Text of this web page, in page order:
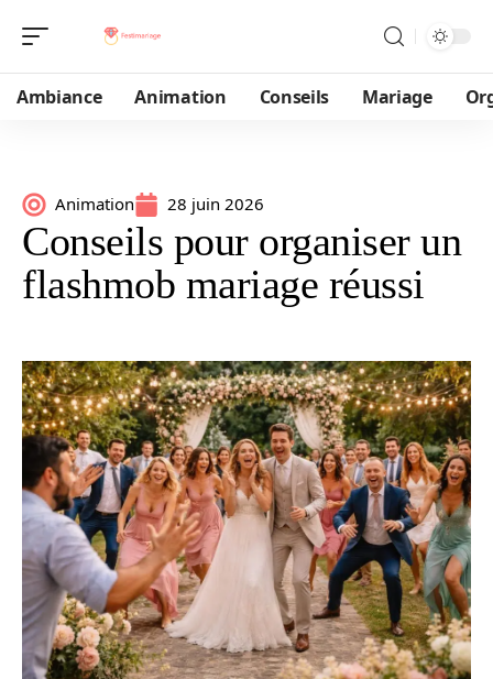
Ambiance Animation Conseils Mariage
Animation 28 juin 2026
Conseils pour organiser un
flashmob mariage réussi